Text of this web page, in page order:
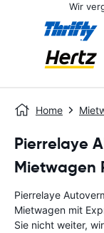
Wir
Home
Pierrelaye
Mietwagen
Pierrelaye
Mietwagen mit
Sie nicht weiter,